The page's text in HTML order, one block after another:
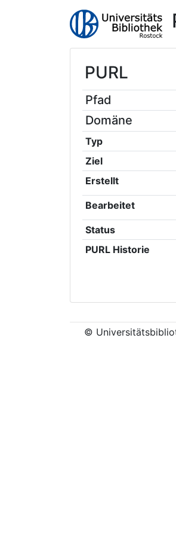
PURL
Pfad
Domäne
Typ
Ziel
Erstellt
Bearbeitet
Status
PURL Historie
©